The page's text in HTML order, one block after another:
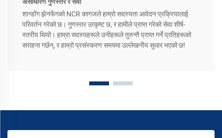
शान्डोंग झेनफेंगको NCR कागजले हाम्रो सदस्यता आवेदन प्रक्रियालाई
परिवर्तन गरेको छ। गुणस्तर उत्कृष्ट छ, र हामीले प्राप्त गरेको सेवा शीर्ष-
स्तरीय थियो। हाम्रा सदस्यहरूले उनीहरूले तुरुन्तै प्राप्त गर्ने प्रतिहरूको
सराहना गर्छन्, र हाम्रो प्रसंस्करण समयमा उल्लेखनीय सुधार भएको छ!